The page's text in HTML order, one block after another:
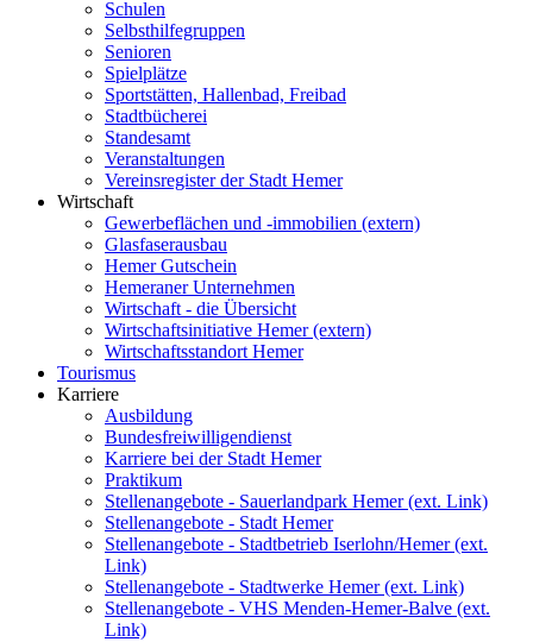
Schulen
Selbsthilfegruppen
Senioren
Spielplätze
Sportstätten, Hallenbad, Freibad
Stadtbücherei
Standesamt
Veranstaltungen
Vereinsregister der Stadt Hemer
Wirtschaft
Gewerbeflächen und -immobilien (extern)
Glasfaserausbau
Hemer Gutschein
Hemeraner Unternehmen
Wirtschaft - die Übersicht
Wirtschaftsinitiative Hemer (extern)
Wirtschaftsstandort Hemer
Tourismus
Karriere
Ausbildung
Bundesfreiwilligendienst
Karriere bei der Stadt Hemer
Praktikum
Stellenangebote - Sauerlandpark Hemer (ext. Link)
Stellenangebote - Stadt Hemer
Stellenangebote - Stadtbetrieb Iserlohn/Hemer (ext.
Link)
Stellenangebote - Stadtwerke Hemer (ext. Link)
Stellenangebote - VHS Menden-Hemer-Balve (ext.
Link)